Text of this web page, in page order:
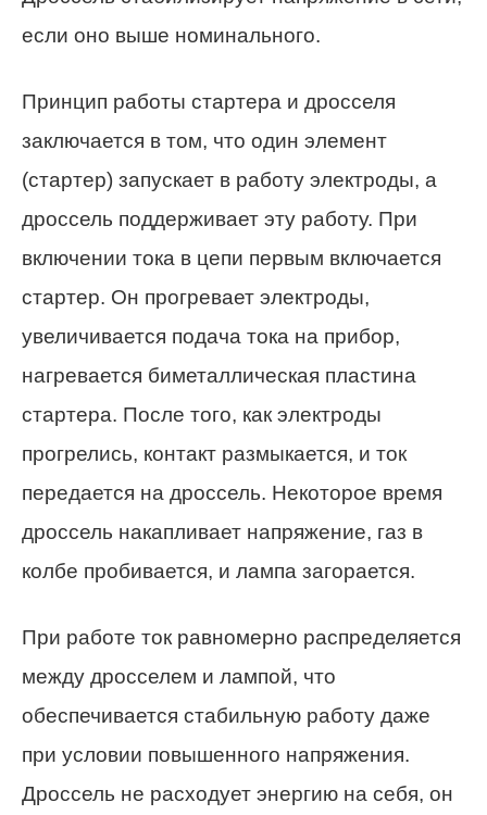
если оно выше номинального.
Принцип работы стартера и дросселя
заключается в том, что один элемент
(стартер) запускает в работу электроды, а
дроссель поддерживает эту работу. При
включении тока в цепи первым включается
стартер. Он прогревает электроды,
увеличивается подача тока на прибор,
нагревается биметаллическая пластина
стартера. После того, как электроды
прогрелись, контакт размыкается, и ток
передается на дроссель. Некоторое время
дроссель накапливает напряжение, газ в
колбе пробивается, и лампа загорается.
При работе ток равномерно распределяется
между дросселем и лампой, что
обеспечивается стабильную работу даже
при условии повышенного напряжения.
Дроссель не расходует энергию на себя, он